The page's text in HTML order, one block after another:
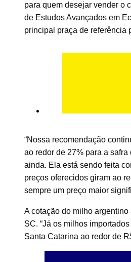
para quem desejar vender o
de Estudos Avançados em
principal praça de referência
“Nossa recomendação
ao redor de 27% para a
ainda. Ela está sendo feita
preços oferecidos giram ao
sempre um preço maior
A cotação do milho
SC. “Já os milhos
Santa Catarina ao redor de